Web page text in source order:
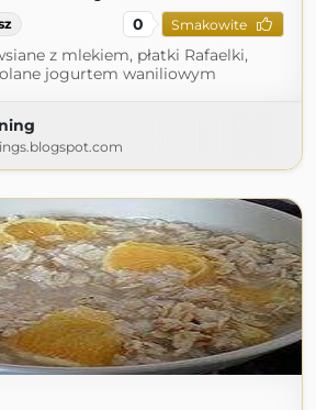
0 Smakowite
z mlekiem, płatki Rafaelki,
jogurtem waniliowym